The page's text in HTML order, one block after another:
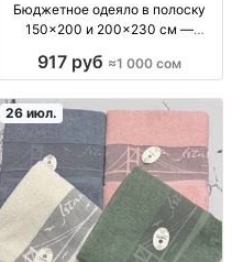
Бюджетное одеяло в полоску
150×200 и 200×230 см —
полоска, размер
домашний текстиль, комфортный
сон, бюджетная цена
917 руб ≈1 000 сом
26 июл.